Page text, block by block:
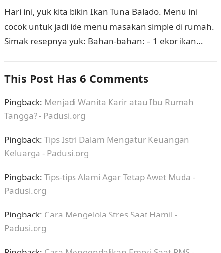
Hari ini, yuk kita bikin Ikan Tuna Balado. Menu ini
cocok untuk jadi ide menu masakan simple di rumah.
Simak resepnya yuk: Bahan-bahan: – 1 ekor ikan
This Post Has 6 Comments
Pingback: Menjadi Wanita Karir atau Ibu Rumah
Tangga? - Padusi.org
Pingback: Tips Istri Dalam Mengatur Keuangan
Keluarga - Padusi.org
Pingback: Tips-tips Alami Agar Tetap Awet Muda -
Padusi.org
Pingback: Cara Mengelola Stres Saat Hamil -
Padusi.org